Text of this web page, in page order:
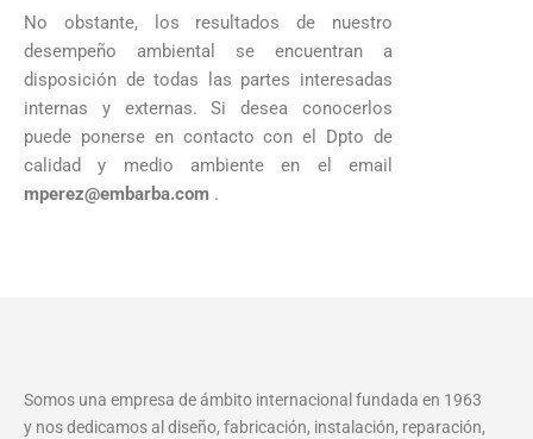
No obstante, los resultados de nuestro
desempeño ambiental se encuentran a
disposición de todas las partes interesadas
internas y externas. Si desea conocerlos
puede ponerse en contacto con el Dpto de
calidad y medio ambiente en el email
mperez@embarba.com .
Somos una empresa de ámbito internacional fundada en 1963
y nos dedicamos al diseño, fabricación, instalación, reparación,